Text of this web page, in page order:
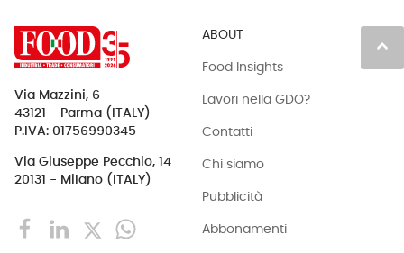
keyboard_arrow_up
Via Mazzini, 6
43121 - Parma (ITALY)
P.IVA: 01756990345
Via Giuseppe Pecchio, 14
20131 - Milano (ITALY)
ABOUT
Food Insights
Lavori nella GDO?
Contatti
Chi siamo
Pubblicità
Abbonamenti